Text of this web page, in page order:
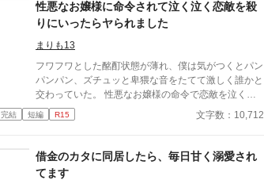
性悪なお嬢様に命令されて泣く泣く恋敵を殺
りにいったらヤられました
まりも13
フワフワとした酩酊状態が薄れ、僕は気がつくとパン
パンパン、ズチュッと卑猥な音をたてて激しく誰かと
交わっていた。 性悪なお嬢様の命令で恋敵を泣く泣
く殺りに行ったら逆にヤラれちゃった、ちょっとアホ
な子の話です。 （ムーンライトノベルにも掲載して
完結 短編 R15 文字数：10,712
借金のカタに同居したら、毎日甘く溺愛され
てます